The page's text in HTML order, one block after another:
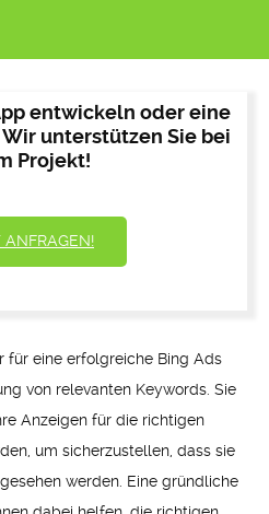
entwickeln oder eine
unterstützen Sie bei
Projekt!
ANFRAGEN!
für eine erfolgreiche Bing Ads
von relevanten Keywords. Sie
Anzeigen für die richtigen
um sicherzustellen, dass sie
werden. Eine gründliche